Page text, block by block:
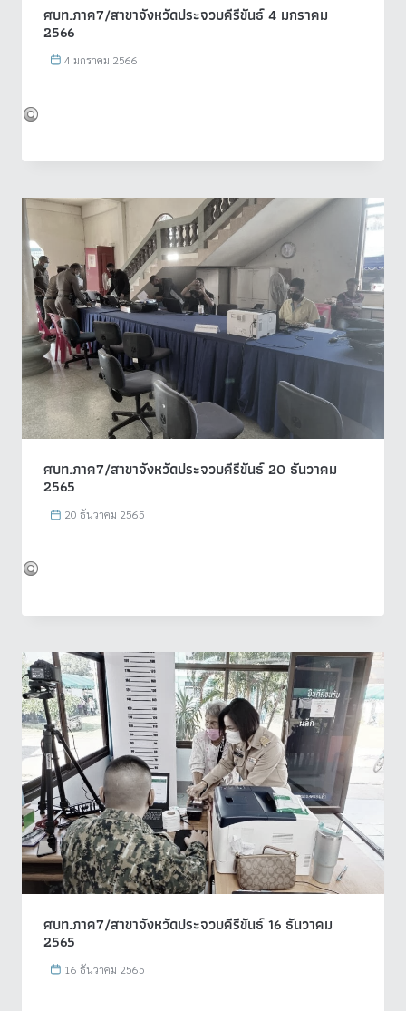
ศบท.ภาค7/สาขาจังหวัดประจวบคีรีขันธ์ 4 มกราคม
2566
4 มกราคม 2566
ศบท.ภาค7/สาขาจังหวัดประจวบคีรีขันธ์ 20 ธันวาคม
2565
20 ธันวาคม 2565
ศบท.ภาค7/สาขาจังหวัดประจวบคีรีขันธ์ 16 ธันวาคม
2565
16 ธันวาคม 2565